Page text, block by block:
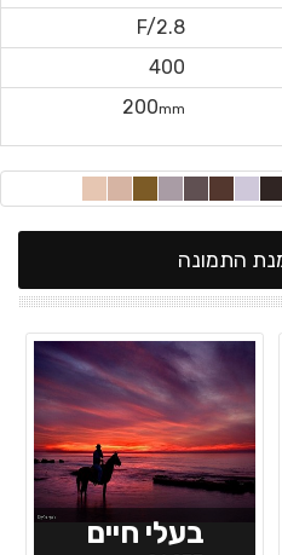
F/2.8
400
200mm
התמונה
בעלי חיים